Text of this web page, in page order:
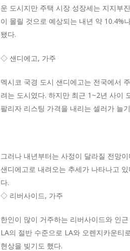
운 도시지만 주택 시장 성장세는 지지부
이 몰릴 것으로 예상되는 내년 약 10.4%
됐다.
◇ 샌디에고, 가주
멕시코 국경 도시 샌디에고는 전국에서
려는 도시였다. 하지만 최근 1~2년 사이
팔리자 리스팅 가격을 내리는 셀러가 늘
그러나 내년부터는 사정이 달라질 전망
샌디에고로 내려오는 추세가 나타나고
다.
◇ 리버사이드, 가주
한인이 많이 거주하는 리버사이드와 인
LA의 절반 수준으로 LA와 오렌지카운티
현상을 빚기도 했다.